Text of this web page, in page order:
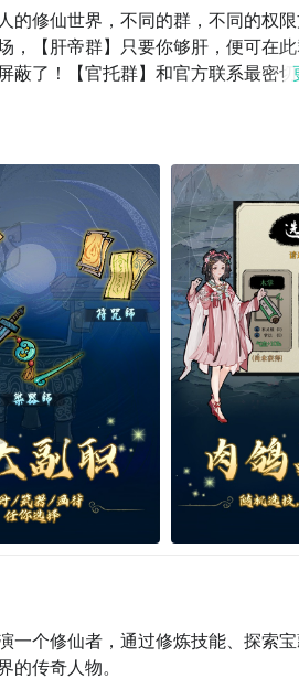
的修仙世界，不同的群，不同的权
，【肝帝群】只要你够肝，便可在
蔽了！【官托群】和官方联系最密
丹，以及永久提升属性的属性丹，
！他们可以绘制提升高品质物品概
卡结果的天命符，甚至还可以绘制
家来到修仙聊天群的世界
一个修仙者，通过修炼技能、探索
的传奇人物。